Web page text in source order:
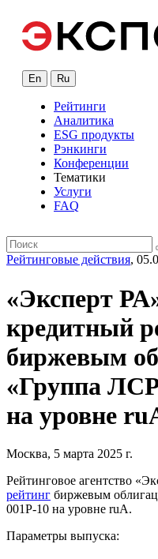
En Ru
Рейтинги
Аналитика
ESG продукты
Рэнкинги
Конференции
Тематики
Услуги
FAQ
Рейтинговые действия,
«Эксперт
кредитный
биржевым
«Группа
на уровне
Москва, 5 марта 2025 г.
Рейтинговое агентство
рейтинг биржевым
001P-10 на уровне ruA.
Параметры выпуска: